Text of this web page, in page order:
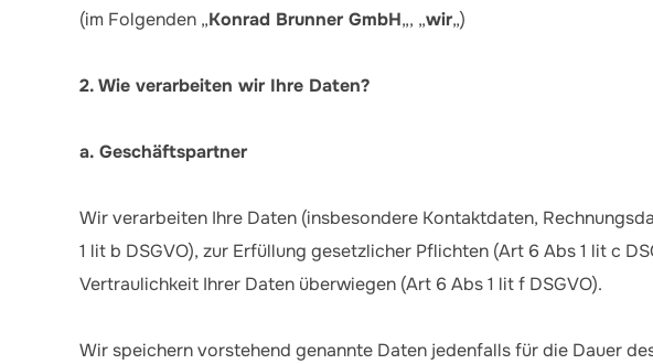
(im Folgenden „Konrad Brunner GmbH„, „wir„)
2. Wie verarbeiten wir Ihre Daten?
a. Geschäftspartner
Wir verarbeiten Ihre Daten (insbesondere Kontaktdaten,
1 lit b DSGVO), zur Erfüllung gesetzlicher Pflichten (Art 6 Abs 1 lit c
Vertraulichkeit Ihrer Daten überwiegen (Art 6 Abs 1 lit f DSGVO).
Wir speichern vorstehend genannte Daten jedenfalls für die Dauer